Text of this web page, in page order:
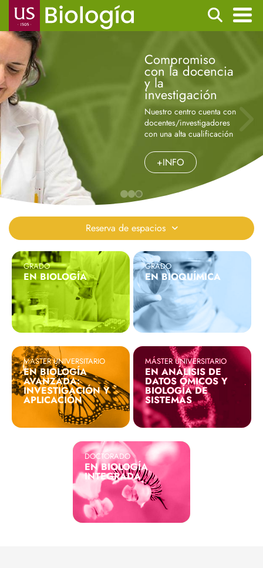
Pasar
contenido
principal
Buscar
Navegación
principal Compromiso
con la docencia
y la
investigación
Nuestro centro cuenta con
docentes/investigadores
con una alta cualificación
+INFO
Reserva de espacios
GRADO
EN BIOLOGÍA
GRADO
EN BIOQUÍMICA
MÁSTER UNIVERSITARIO
EN BIOLOGÍA
AVANZADA:
INVESTIGACIÓN Y
APLICACIÓN
MÁSTER UNIVERSITARIO
EN ANÁLISIS DE
DATOS ÓMICOS Y
BIOLOGÍA DE
SISTEMAS
DOCTORADO
EN BIOLOGÍA
INTEGRADA